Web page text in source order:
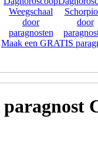
Maak een GRATIS